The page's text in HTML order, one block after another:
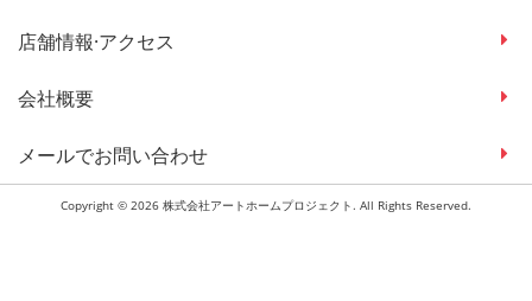
店舗情報·アクセス
会社概要
メールでお問い合わせ
Copyright © 2026 株式会社アートホームプロジェクト. All Rights Reserved.